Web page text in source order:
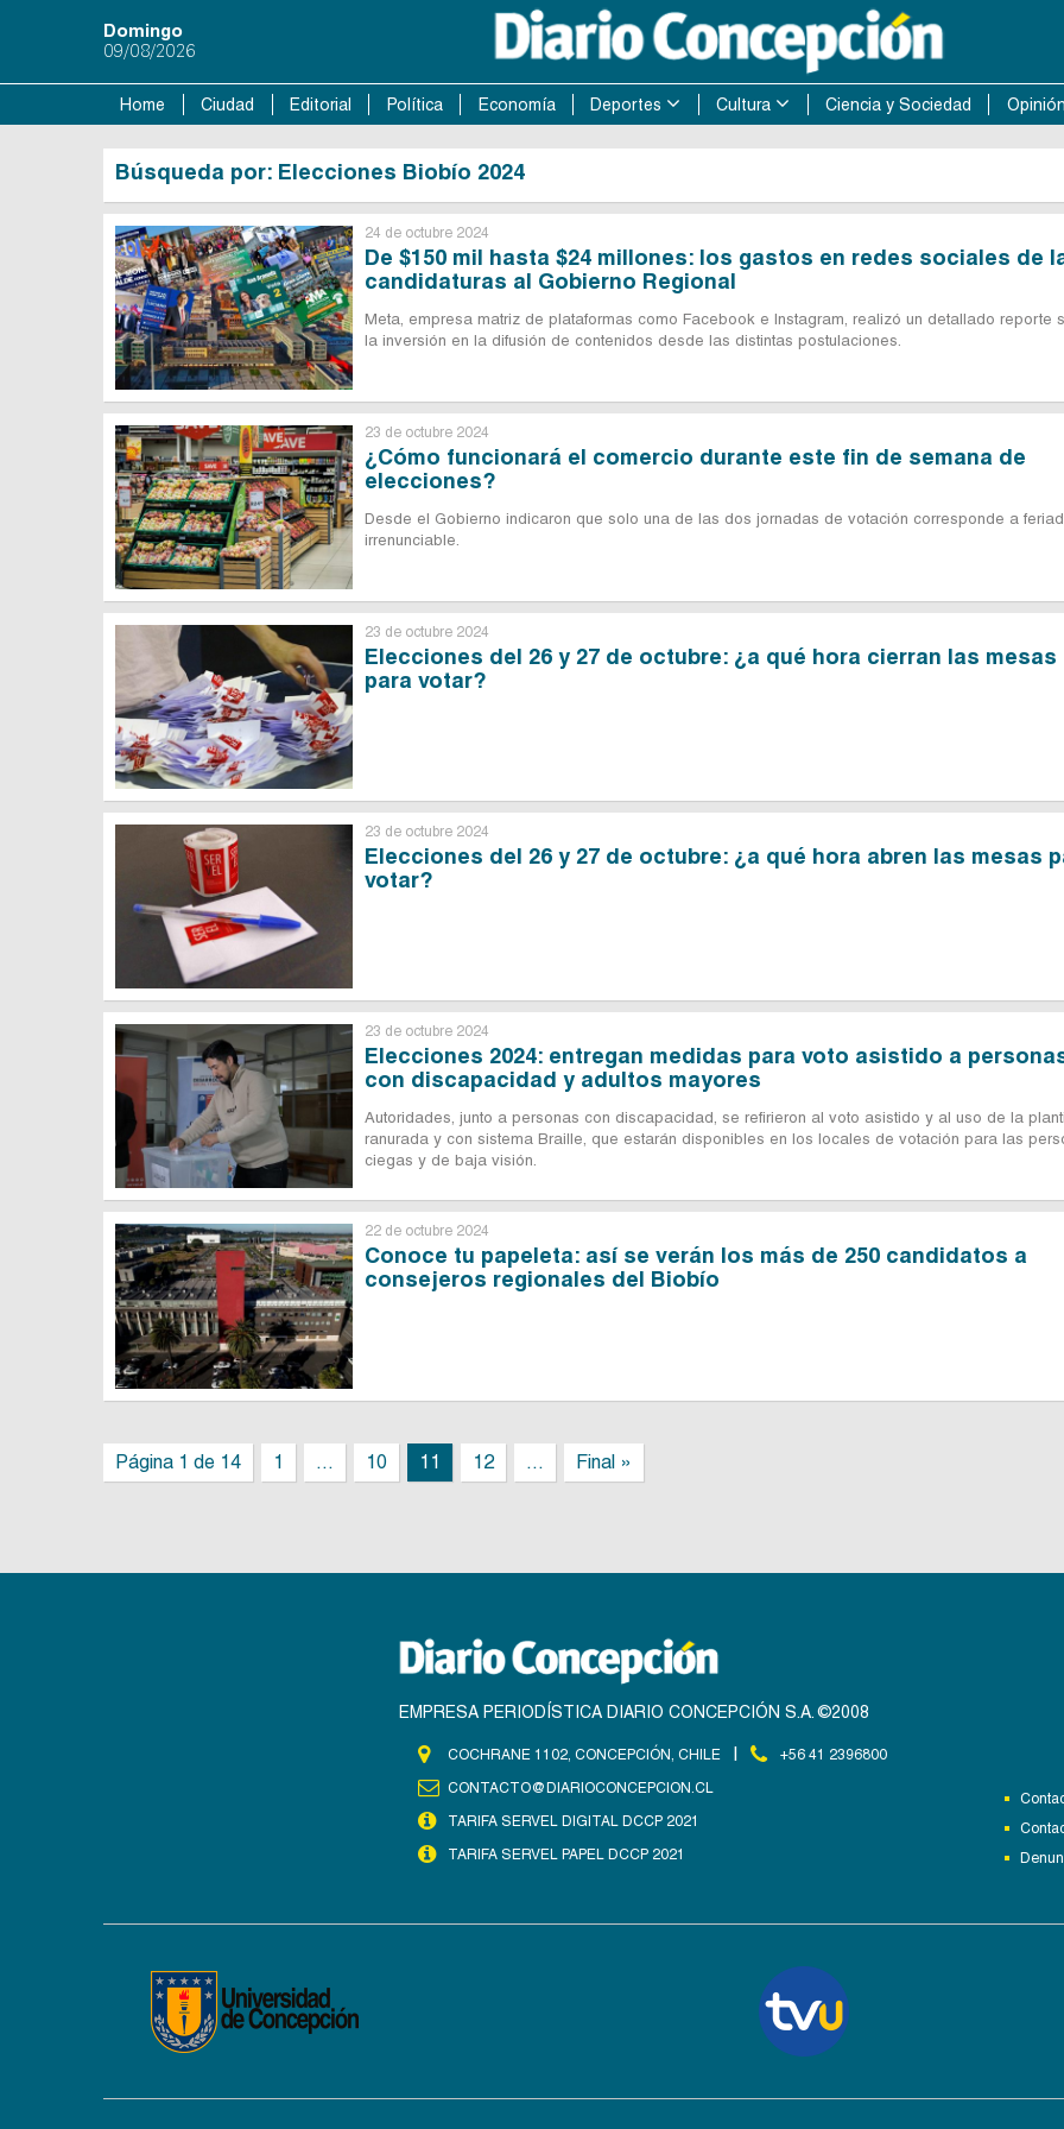
Domingo
09/08/2026
Home Ciudad Editorial Política Economía Deportes Cultura Ciencia y Sociedad Opinión
Búsqueda por: Elecciones Biobío 2024
24 de octubre 2024
De $150 mil hasta $24 millones: los gastos en redes sociales de
candidaturas al Gobierno Regional
Meta, empresa matriz de plataformas como Facebook e Instagram, realizó un detallado reporte
la inversión en la difusión de contenidos desde las distintas postulaciones.
23 de octubre 2024
¿Cómo funcionará el comercio durante este fin de semana de
elecciones?
Desde el Gobierno indicaron que solo una de las dos jornadas de votación corresponde a
irrenunciable.
23 de octubre 2024
Elecciones del 26 y 27 de octubre: ¿a qué hora cierran las mesas
para votar?
23 de octubre 2024
Elecciones del 26 y 27 de octubre: ¿a qué hora abren las mesas
votar?
23 de octubre 2024
Elecciones 2024: entregan medidas para voto asistido a
con discapacidad y adultos mayores
Autoridades, junto a personas con discapacidad, se refirieron al voto asistido y al uso de la
ranurada y con sistema Braille, que estarán disponibles en los locales de votación para las
ciegas y de baja visión.
22 de octubre 2024
Conoce tu papeleta: así se verán los más de 250 candidatos a
consejeros regionales del Biobío
Página 1 de 14 1 ... 10 11 12 ... Final »
EMPRESA PERIODÍSTICA DIARIO CONCEPCIÓN S.A. ©2008
COCHRANE 1102, CONCEPCIÓN, CHILE
+56 41 2396800
CONTACTO@DIARIOCONCEPCION.CL
TARIFA SERVEL DIGITAL DCCP 2021
TARIFA SERVEL PAPEL DCCP 2021